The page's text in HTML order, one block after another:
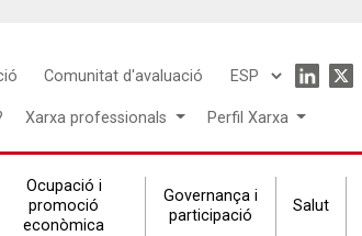
Comunitat d'avaluació
Select
language
Icon
menu
Xarxa professionals Perfil Xarxa
Ocupació i
promoció
econòmica
Governança i
participació
Salut